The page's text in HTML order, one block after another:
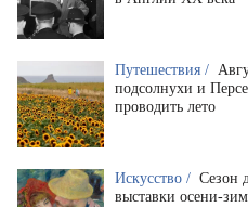
Путешествия /
подсолнухи и
проводить лето
Искусство / Сезон
выставки осени-